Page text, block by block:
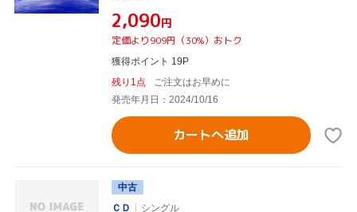
¥2,090円
定価より909円（30%）おトク
獲得ポイント 19P
残り1点
ご注文はお早めに
発売年月日：2024/10/16
カートへ追加
中古
ＣＤ
シングル